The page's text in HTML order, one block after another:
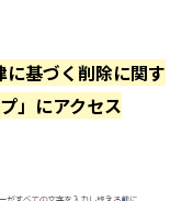
基づく削除に関す
」にアクセス